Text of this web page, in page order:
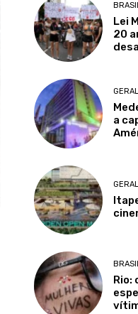
Lei
20
GERAL
a
GERAL
Rio: